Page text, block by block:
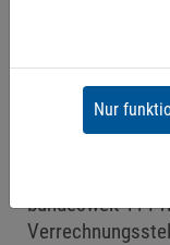
Lösungsansatz
grundsätzlich
in dem
zueinander ins
Der PVS
bundesweit 11
Nur